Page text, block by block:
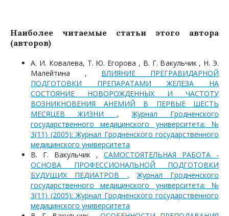
Наиболее читаемые статьи этого автора
(авторов)
А. И. Ковалева, Т. Ю. Егорова , В. Г. Вакульчик , Н. Э.
Малейтина , ВЛИЯНИЕ ПРЕГРАВИДАРНОЙ
ПОДГОТОВКИ ПРЕПАРАТАМИ ЖЕЛЕЗА НА
СОСТОЯНИЕ НОВОРОЖДЕННЫХ И ЧАСТОТУ
ВОЗНИКНОВЕНИЯ АНЕМИЙ В ПЕРВЫЕ ШЕСТЬ
МЕСЯЦЕВ ЖИЗНИ , Журнал Гродненского
государственного медицинского университета: №
3(11) (2005): Журнал Гродненского государственного
медицинского университета
В. Г. Вакульчик , САМОСТОЯТЕЛЬНАЯ РАБОТА -
ОСНОВА ПРОФЕССИОНАЛЬНОЙ ПОДГОТОВКИ
БУДУЩИХ ПЕДИАТРОВ , Журнал Гродненского
государственного медицинского университета: №
3(11) (2005): Журнал Гродненского государственного
медицинского университета